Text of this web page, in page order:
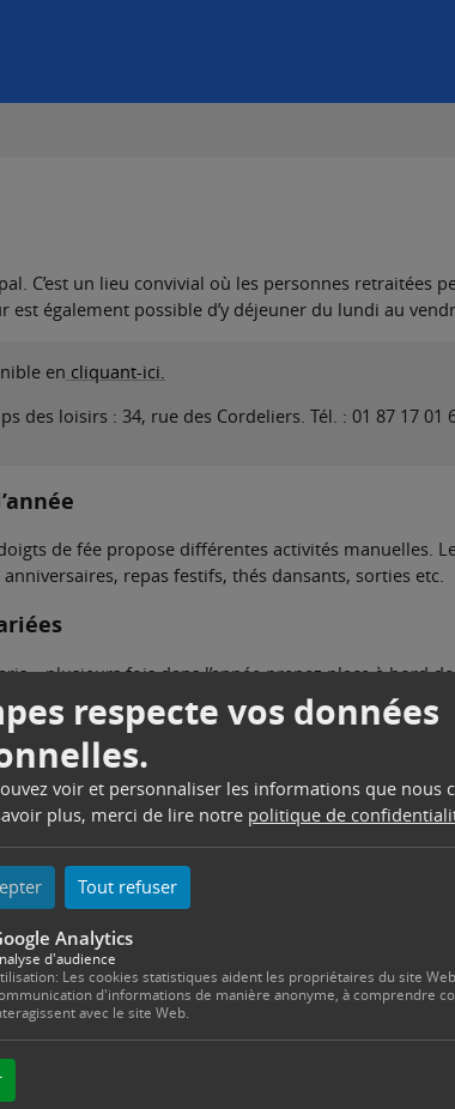
respecte vos données
voir et personnaliser les informations que nous
plus, merci de lire notre politique de
Tout refuser
Analytics
d'audience
Les cookies statistiques aident les propriétaires du site
d'informations de manière anonyme, à comprendre
avec le site Web.
C’est un lieu convivial où les personnes retraitées
également possible d’y déjeuner du lundi au
en cliquant-ici.
des loisirs : 34, rue des Cordeliers. Tél. : 01 87 17 01
de fée propose différentes activités manuelles.
repas festifs, thés dansants, sorties etc.
plusieurs fois dans l’année prenez place à bord de
ou des séjours.
douce et d’entretien sont animées par les
comme la gymnastique douce d’entretien constitue,
vieillissement. Elle permet d’entretenir le tonus, de
de soi.
s’adonner à l’aquagym. Les cours sont encadrés